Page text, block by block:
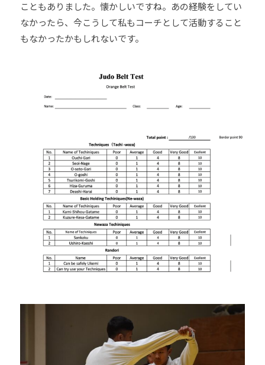
こともありました。懐かしいですね。あの経験をしてい
なかったら、今こうして私もコーチとして活動すること
もなかったかもしれないです。